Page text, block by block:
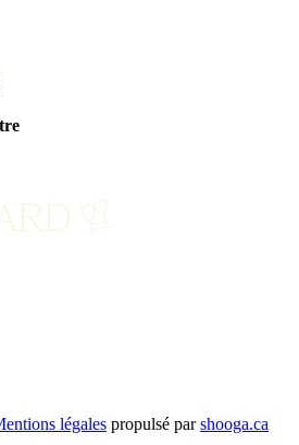
légales propulsé parshooga.ca